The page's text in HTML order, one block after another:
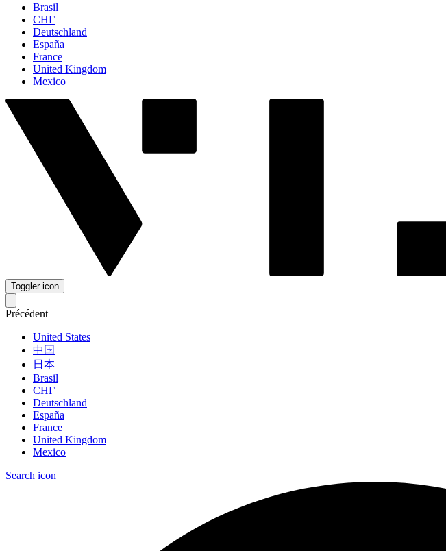
Brasil
СНГ
Deutschland
España
France
United Kingdom
Mexico
Toggler icon
Précédent
United States
中国
日本
Brasil
СНГ
Deutschland
España
France
United Kingdom
Mexico
Search icon